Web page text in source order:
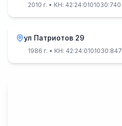
2010 г. • КН: 42:24:0101030:740
ул Патриотов 29
1986 г. • КН: 42:24:0101030:847